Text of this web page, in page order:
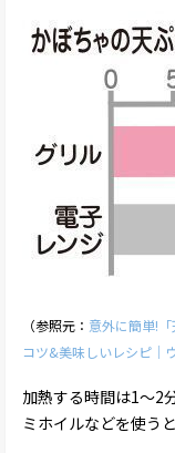
（参照元： 意外に簡単!
コツ&美味しいレシピ｜
加熱する時間は1～2
ミホイルなどを使う